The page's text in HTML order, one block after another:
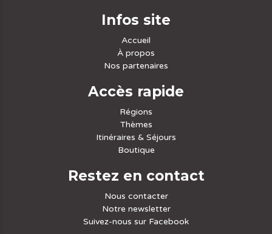
Infos site
Accueil
À propos
Nos partenaires
Accès rapide
Régions
Thèmes
Itinéraires & Séjours
Boutique
Restez en contact
Nous contacter
Notre newsletter
Suivez-nous sur Facebook